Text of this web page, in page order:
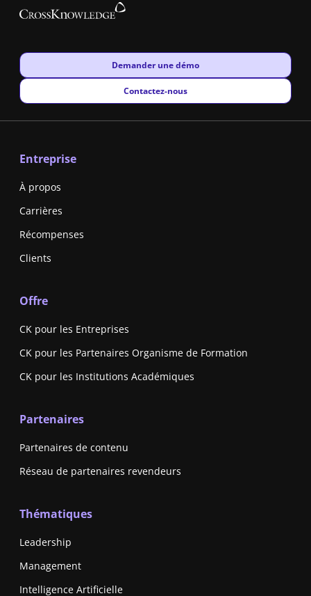
New window
Demander une démo
New window
Contactez-nous
Entreprise
À propos
Carrières
Récompenses
Clients
Offre
CK pour les Entreprises
CK pour les Partenaires Organisme de Formation
CK pour les Institutions Académiques
Partenaires
Partenaires de contenu
Réseau de partenaires revendeurs
Thématiques
Leadership
Management
Intelligence Artificielle